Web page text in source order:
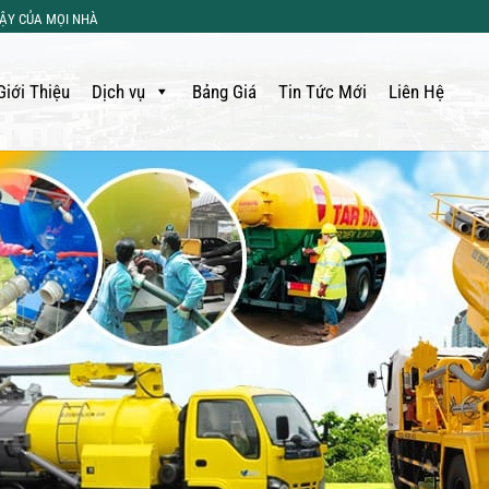
CỦA MỌI NHÀ
Thiệu Dịch vụ Bảng Giá Tin Tức Mới Liên Hệ